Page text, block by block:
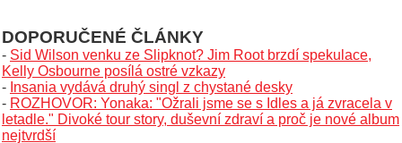
DOPORUČENÉ ČLÁNKY
- Sid Wilson venku ze Slipknot? Jim Root brzdí spekulace,
Kelly Osbourne posílá ostré vzkazy
- Insania vydává druhý singl z chystané desky
- ROZHOVOR: Yonaka: "Ožrali jsme se s Idles a já zvracela v
letadle." Divoké tour story, duševní zdraví a proč je nové album
nejtvrdší